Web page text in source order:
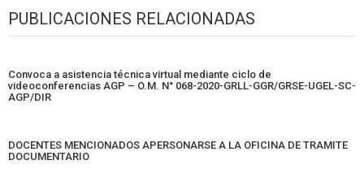
PUBLICACIONES RELACIONADAS
Convoca a asistencia técnica virtual mediante ciclo de
videoconferencias AGP – O.M. N° 068-2020-GRLL-GGR/GRSE-UGEL-SC-
AGP/DIR
DOCENTES MENCIONADOS APERSONARSE A LA OFICINA DE TRAMITE
DOCUMENTARIO